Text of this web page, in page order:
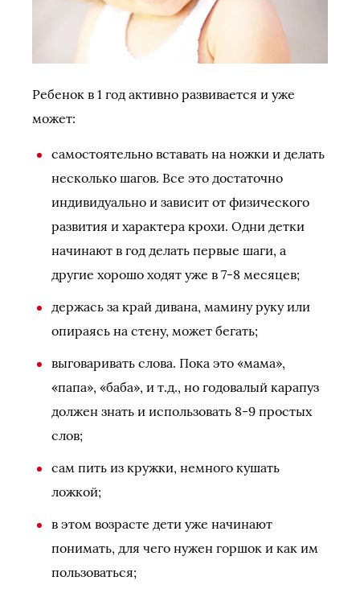
Ребенок в 1 год активно развивается и уже
может:
самостоятельно вставать на ножки и делать
несколько шагов. Все это достаточно
индивидуально и зависит от физического
развития и характера крохи. Одни детки
начинают в год делать первые шаги, а
другие хорошо ходят уже в 7-8 месяцев;
держась за край дивана, мамину руку или
опираясь на стену, может бегать;
выговаривать слова. Пока это «мама»,
«папа», «баба», и т.д., но годовалый карапуз
должен знать и использовать 8-9 простых
слов;
сам пить из кружки, немного кушать
ложкой;
в этом возрасте дети уже начинают
понимать, для чего нужен горшок и как им
пользоваться;